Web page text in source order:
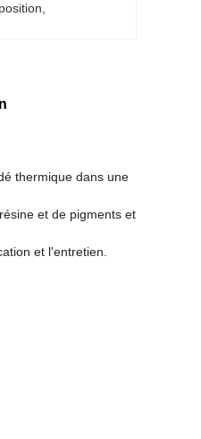
thermique dans une
et de pigments et
et l'entretien.